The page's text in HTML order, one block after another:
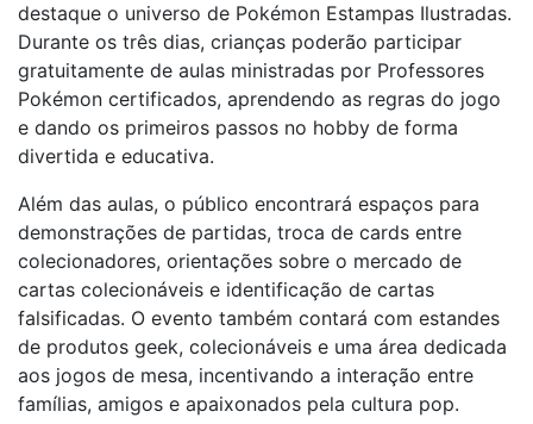
destaque o universo de Pokémon Estampas Ilustradas.
Durante os três dias, crianças poderão participar
gratuitamente de aulas ministradas por Professores
Pokémon certificados, aprendendo as regras do jogo
e dando os primeiros passos no hobby de forma
divertida e educativa.
Além das aulas, o público encontrará espaços para
demonstrações de partidas, troca de cards entre
colecionadores, orientações sobre o mercado de
cartas colecionáveis e identificação de cartas
falsificadas. O evento também contará com estandes
de produtos geek, colecionáveis e uma área dedicada
aos jogos de mesa, incentivando a interação entre
famílias, amigos e apaixonados pela cultura pop.